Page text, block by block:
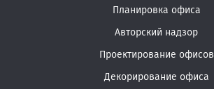
Планировка офиса
Авторский надзор
Проектирование офисов
Декорирование офиса